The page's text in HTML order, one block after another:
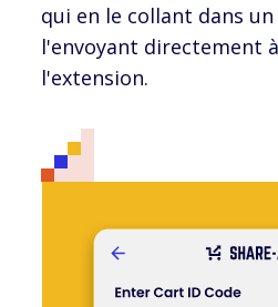
qui en le collant dans
l'envoyant directement
l'extension.